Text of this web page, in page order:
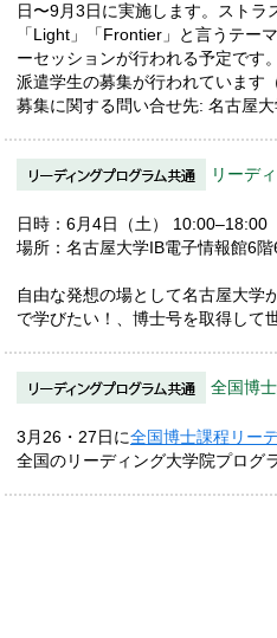
日〜9月3日に実施します。スト
「Light」「Frontier」と言うテー
ーセッションが行われる予定です。
派遣学生の募集が行われています
募集に関する問い合せ先: 名古屋
リーデ
日時：6月4日（土） 10:00–18:00
場所：名古屋大学IB電子情報館6
自由な発想の場として名古屋大学
で学びたい！、博士号を取得して
全国博
3月26・27日に全国博士課程リー
全国のリーディング大学院プログ